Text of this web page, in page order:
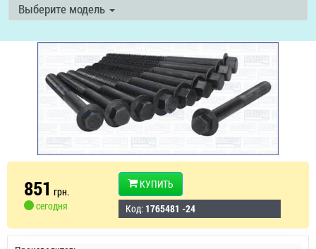
Выберите модель
851 грн.
сегодня
КУПИТЬ
Код: 1765481 -24